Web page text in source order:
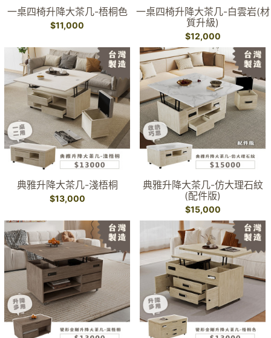
一桌四椅升降大茶几-梧桐色
$11,000
一桌四椅升降大茶几-白雲岩(材
質升級)
$12,000
典雅升降大茶几-淺梧桐
$13,000
典雅升降大茶几-仿大理石紋
(配件版)
$15,000